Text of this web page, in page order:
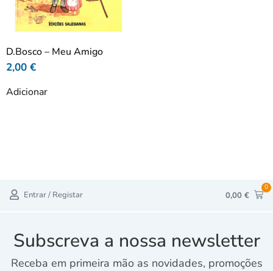
D.Bosco – Meu Amigo
2,00 €
Adicionar
Entrar / Registar 0,00 €
0
Subscreva a nossa newsletter
Receba em primeira mão as novidades, promoções